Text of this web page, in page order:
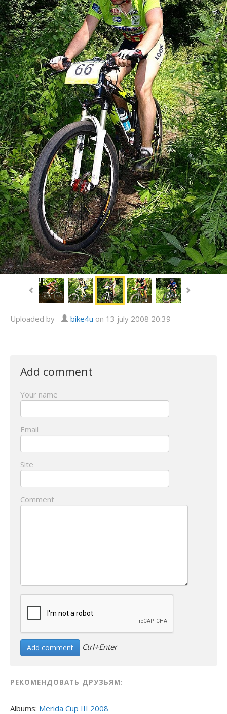
Uploaded by bike4u on 13 july 2008 20:39
Add comment
Your name
Email
Site
Comment
Ctrl+Enter
РЕКОМЕНДОВАТЬ ДРУЗЬЯМ:
Albums: Merida Cup III 2008